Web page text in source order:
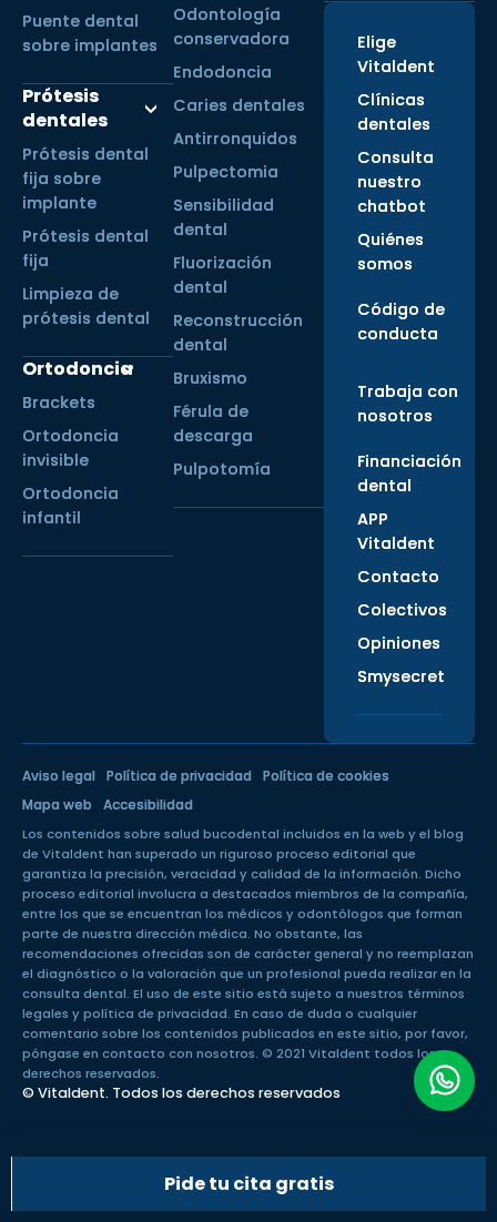
Puente dental
sobre implantes
Prótesis
dentales
Prótesis dental
fija sobre
implante
Prótesis dental
fija
Limpieza de
prótesis dental
Ortodoncia
Brackets
Ortodoncia
invisible
Ortodoncia
infantil
Odontología
conservadora
Endodoncia
Caries dentales
Antirronquidos
Pulpectomia
Sensibilidad
dental
Fluorización
dental
Reconstrucción
dental
Bruxismo
Férula de
descarga
Pulpotomía
Elige
Vitaldent
Clínicas
dentales
Consulta
nuestro
chatbot
Quiénes
somos
Código de
conducta
Trabaja con
nosotros
Financiación
dental
APP
Vitaldent
Contacto
Colectivos
Opiniones
Smysecret
Aviso legal Política de privacidad Política de cookies
Mapa web
Accesibilidad
Los contenidos sobre salud bucodental incluidos en la web y el blog
de Vitaldent han superado un riguroso proceso editorial que
garantiza la precisión, veracidad y calidad de la información. Dicho
proceso editorial involucra a destacados miembros de la compañía,
entre los que se encuentran los médicos y odontólogos que forman
parte de nuestra dirección médica. No obstante, las
recomendaciones ofrecidas son de carácter general y no reemplazan
el diagnóstico o la valoración que un profesional pueda realizar en la
consulta dental. El uso de este sitio está sujeto a nuestros términos
legales y política de privacidad. En caso de duda o cualquier
comentario sobre los contenidos publicados en este sitio, por favor,
póngase en contacto con nosotros. © 2021 Vitaldent todos los
derechos reservados.
© Vitaldent. Todos los derechos reservados
Pide tu cita gratis